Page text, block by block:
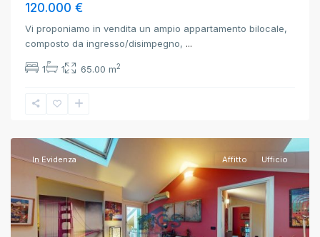
120.000 €
Vi proponiamo in vendita un ampio appartamento bilocale,
composto da ingresso/disimpegno, ...
1 1 65.00 m2
Brescia,
In Evidenza Affitto Ufficio